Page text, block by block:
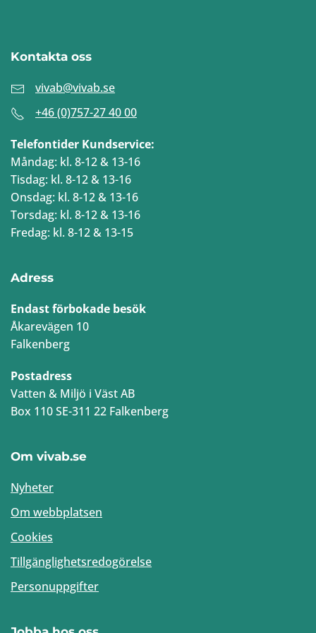
Kontakta oss
vivab@vivab.se
+46 (0)757-27 40 00
Telefontider Kundservice:
Måndag: kl. 8-12 & 13-16
Tisdag: kl. 8-12 & 13-16
Onsdag: kl. 8-12 & 13-16
Torsdag: kl. 8-12 & 13-16
Fredag: kl. 8-12 & 13-15
Adress
Endast förbokade besök
Åkarevägen 10
Falkenberg
Postadress
Vatten & Miljö i Väst AB
Box 110 SE-311 22 Falkenberg
Om vivab.se
Nyheter
Om webbplatsen
Cookies
Tillgänglighetsredogörelse
Personuppgifter